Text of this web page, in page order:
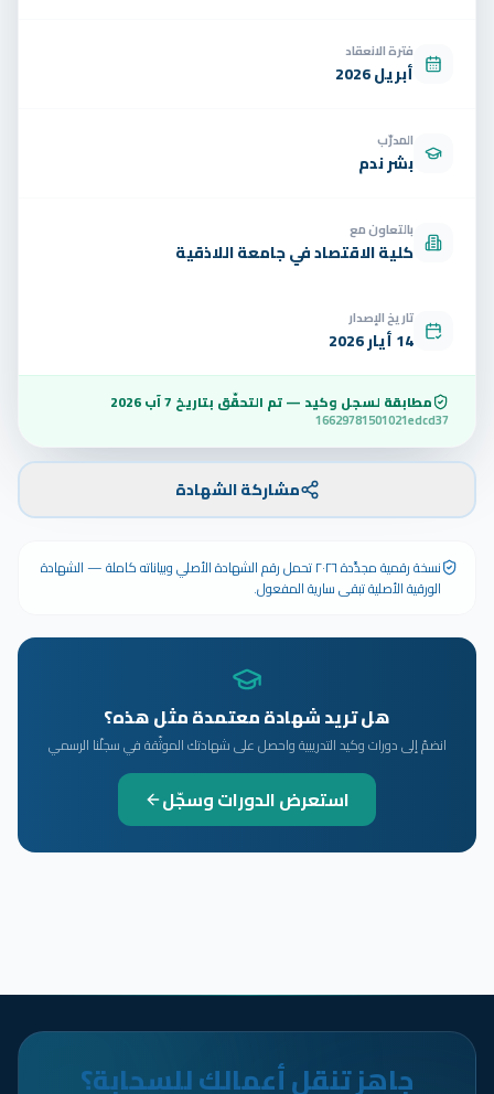
فترة الانعقاد
أبريل 2026
المدرّب
بشر ندم
بالتعاون مع
كلية الاقتصاد في جامعة اللاذقية
تاريخ الإصدار
14 أيار 2026
مطابقة لسجل وكيد — تم التحقّق بتاريخ 7 آب 2026
16629781501021edcd37
مشاركة الشهادة
نسخة رقمية مجدَّدة ٢٠٢٦ تحمل رقم الشهادة الأصلي وبياناته كاملة — الشهادة
الورقية الأصلية تبقى سارية المفعول.
هل تريد شهادة معتمدة مثل هذه؟
انضمّ إلى دورات وكيد التدريبية واحصل على شهادتك الموثّقة في سجلّنا الرسمي
استعرض الدورات وسجّل
جاهز تنقل أعمالك للسحابة؟